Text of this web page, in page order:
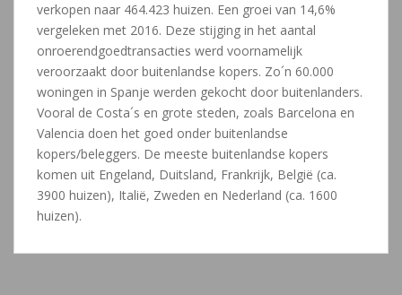
verkopen naar 464.423 huizen. Een groei van 14,6%
vergeleken met 2016. Deze stijging in het aantal
onroerendgoedtransacties werd voornamelijk
veroorzaakt door buitenlandse kopers. Zo´n 60.000
woningen in Spanje werden gekocht door buitenlanders.
Vooral de Costa´s en grote steden, zoals Barcelona en
Valencia doen het goed onder buitenlandse
kopers/beleggers. De meeste buitenlandse kopers
komen uit Engeland, Duitsland, Frankrijk, België (ca.
3900 huizen), Italië, Zweden en Nederland (ca. 1600
huizen).